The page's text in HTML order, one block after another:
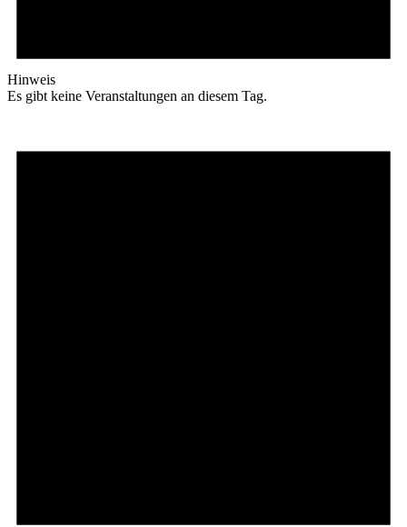
Hinweis
Es gibt keine Veranstaltungen an diesem Tag.